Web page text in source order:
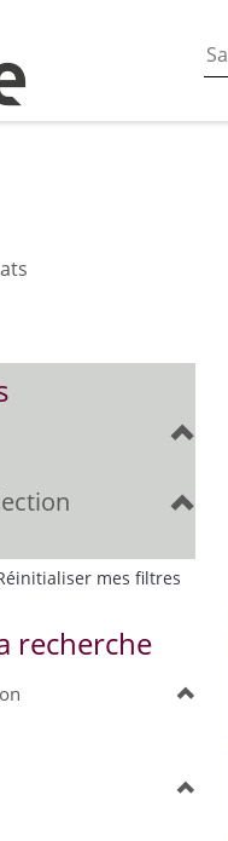
sur ce site
de contenu
mes filtres
recherche